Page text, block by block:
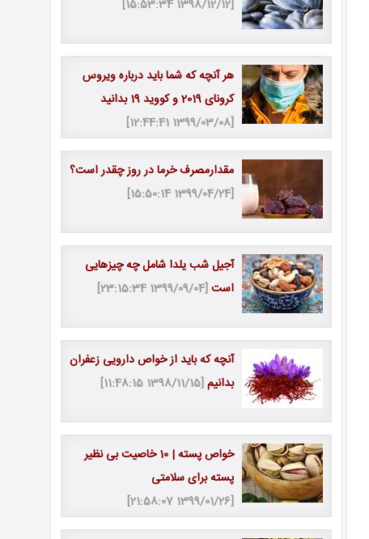
[1398/12/12 15:53:34]
هر آنچه که شما باید درباره ویروس
کرونای 2019 و کووید 19 بدانید
[1399/03/08 12:44:41]
مقدارمصرف خرما در روز چقدر است؟
[1399/04/24 15:50:14]
آجیل شب یلدا شامل چه چیزهایی
است[1399/09/04 23:15:34]
آنچه که باید از خواص دارویی زعفران
بدانیم[1398/11/15 11:48:15]
خواص پسته | 10 خاصیت بی نظیر
پسته برای سلامتی
[1399/01/26 21:58:07]